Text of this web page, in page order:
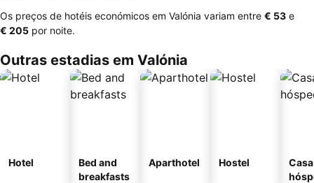
Os preços de hotéis económicos em Valónia variam entre ‎€ 53 e
‎€ 205 por noite.
Outras estadias em Valónia
Hotel
Bed and
breakfasts
Aparthotel Hostel